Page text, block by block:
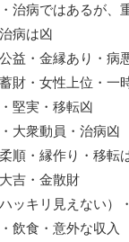
治病ではあるが、
病は凶
益・金縁あり・病
財・女性上位・一
堅実・移転凶
大衆動員・治病凶
順・縁作り・移転
吉・金散財
ッキリ見えない）
飲食・意外な収入